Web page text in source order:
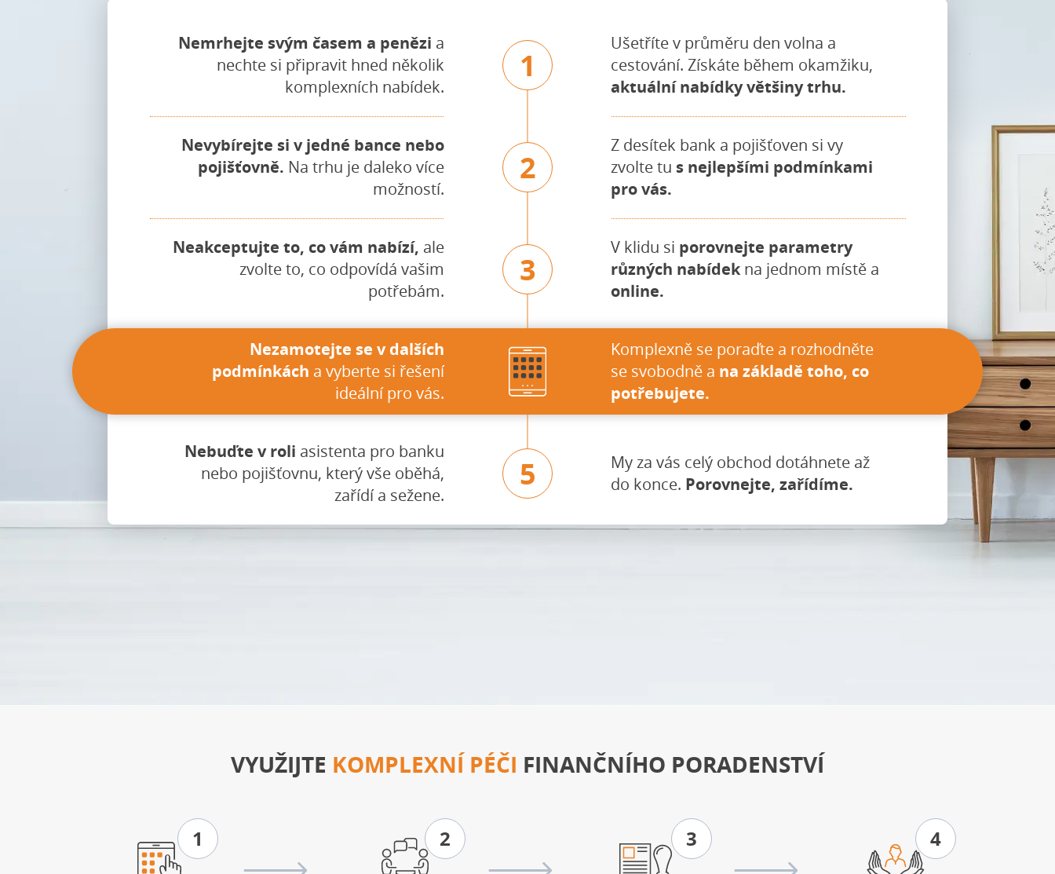
1
Nemrhejte svým časem a penězi a
nechte si připravit hned několik
komplexních nabídek.
Ušetříte v průměru den volna a
cestování. Získáte během okamžiku,
aktuální nabídky většiny trhu.
2
Nevybírejte si v jedné bance nebo
pojišťovně. Na trhu je daleko více
možností.
Z desítek bank a pojišťoven si vy
zvolte tu s nejlepšími podmínkami
pro vás.
3
Neakceptujte to, co vám nabízí, ale
zvolte to, co odpovídá vašim
potřebám.
V klidu si porovnejte parametry
různých nabídekna jednom místě a
online.
Nezamotejte se v dalších
podmínkách a vyberte si řešení
ideální pro vás.
Komplexně se poraďte a rozhodněte
se svobodně a na základě toho, co
potřebujete.
5
Nebuďte v roli asistenta pro banku
nebo pojišťovnu, který vše oběhá,
zařídí a sežene.
My za vás celý obchod dotáhnete až
do konce. Porovnejte, zařídíme.
VYUŽIJTE KOMPLEXNÍ PÉČI FINANČNÍHO PORADENSTVÍ
1 2 3 4